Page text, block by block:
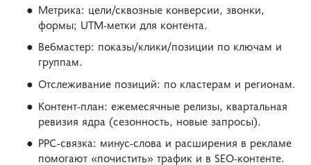
Метрика: цели/сквозные конверсии, звонки,
формы; UTM-метки для контента.
Вебмастер: показы/клики/позиции по ключам и
группам.
Отслеживание позиций: по кластерам и регионам.
Контент-план: ежемесячные релизы, квартальная
ревизия ядра (сезонность, новые запросы).
PPC-связка: минус-слова и расширения в рекламе
помогают «почистить» трафик и в SEO-контенте.